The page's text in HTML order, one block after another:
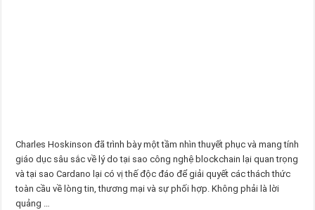
Charles Hoskinson đã trình bày một tầm nhìn thuyết phục và mang tính
giáo dục sâu sắc về lý do tại sao công nghệ blockchain lại quan trọng
và tại sao Cardano lại có vị thế độc đáo để giải quyết các thách thức
toàn cầu về lòng tin, thương mại và sự phối hợp. Không phải là lời
quảng …